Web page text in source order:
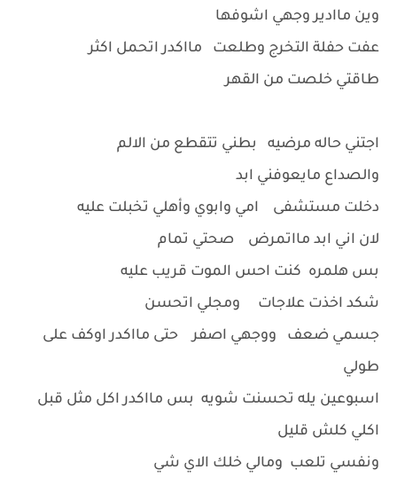
وين ماادير وجهي اشوفها
عفت حفلة التخرج وطلعت مااكدر اتحمل اكثر
طاقتي خلصت من القهر
اجتني حاله مرضيه بطني تتقطع من الالم
والصداع مايعوفني ابد
دخلت مستشفى امي وابوي وأهلي تخبلت عليه
لان اني ابد مااتمرض صحتي تمام
بس هلمره كنت احس الموت قريب عليه
شكد اخذت علاجات ومجلي اتحسن
جسمي ضعف ووجهي اصفر حتى مااكدر اوكف على
طولي
اسبوعين يله تحسنت شويه بس مااكدر اكل مثل قبل
اكلي كلش قليل
ونفسي تلعب ومالي خلك الاي شي